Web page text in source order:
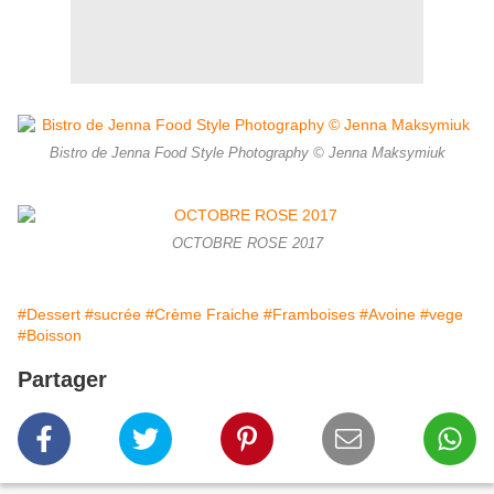
Bistro de Jenna Food Style Photography © Jenna Maksymiuk
OCTOBRE ROSE 2017
#Dessert #sucrée #Crème Fraiche #Framboises #Avoine #vege
#Boisson
Partager